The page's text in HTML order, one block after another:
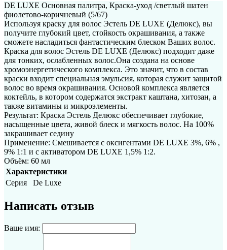
DE LUXE Основная палитра, Краска-уход /светлый шатен
фиолетово-коричневый (5/67)
Используя краску для волос Эстель DE LUXE (Делюкс), вы
получите глубокий цвет, стойкость окрашивания, а также
сможете насладиться фантастическим блеском Ваших волос.
Краска для волос Эстель DE LUXE (Делюкс) подходит даже
для тонких, ослабленных волос.Она создана на основе
хромоэнергетического комплекса. Это значит, что в состав
краски входит специальная эмульсия, которая служит защитой
волос во время окрашивания. Основой комплекса является
коктейль, в котором содержатся экстракт каштана, хитозан, а
также витамины и микроэлементы.
Результат: Краска Эстель Делюкс обеспечивает глубокие,
насыщенные цвета, живой блеск и мягкость волос. На 100%
закрашивает седину
Применение: Смешивается с оксигентами DE LUXE 3%, 6% ,
9% 1:1 и с активатором DE LUXE 1,5% 1:2.
Объём: 60 мл
Характеристики
Серия
De Luxe
Написать отзыв
Ваше имя: